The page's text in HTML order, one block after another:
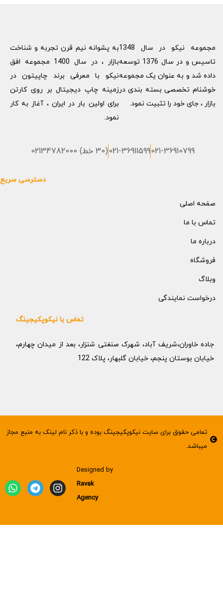
مجموعه نیکو در سال 1348
تاسیس و در سال 1376 توسعه
داده شد و به عنوان یک مجموعه
خوشنام تخصصی بسته بندی در
بازار ، جای خود را تثبیت نمود.
به پشوانه نیم قرن تجربه و شناخت
بازار ، در سال 1400 مجموعه افق
نیکو با معرفی برند چاپیتون در
زمینه چاپ دیجیتال بر روی کارتن
برای اولین بار در ایران ، آغاز به کار
نمود.
021-36910799
021-36911599(30 خط) 02134782000
دسترسی سریع
صفحه اصلی
تماس با ما
درباره ما
فروشگاه
وبلاگ
درخواست نمایندگی
تماس با نیکوپکیجینگ
جاده خاوران،شریف آباد، شهرک صنغتی شنزار، بعد از میدان چهارم،
خیابان بوستان پنجم، خیابان گلبهار، پلاک 122
تمامی حقوق برای سایت نیکوپکیجینگ بوده و با ذکر نام لینک به منبع مجاز
میباشد.
Designed by
Ravak
Agency